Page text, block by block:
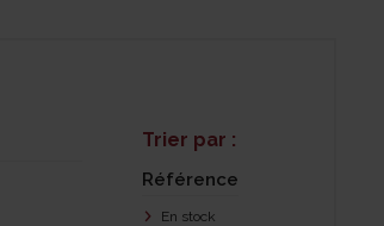
Trier par :
Référence
En stock